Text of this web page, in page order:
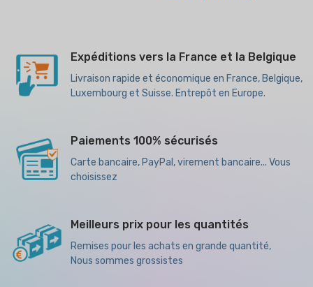
Expéditions vers la France et la Belgique
Livraison rapide et économique en France, Belgique,
Luxembourg et Suisse. Entrepôt en Europe.
Paiements 100% sécurisés
Carte bancaire, PayPal, virement bancaire... Vous
choisissez
Meilleurs prix pour les quantités
Remises pour les achats en grande quantité,
Nous sommes grossistes